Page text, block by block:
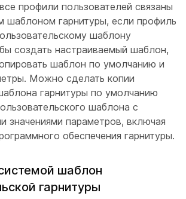
профили пользователей связаны
шаблоном гарнитуры, если профиль
шаблону
создать настраиваемый шаблон,
шаблон по умолчанию и
Можно сделать копии
гарнитуры по умолчанию
шаблона с
значениями параметров, включая
обеспечения гарнитуры.
шаблон
гарнитуры